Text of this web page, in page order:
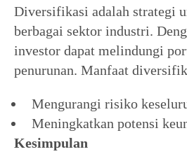
Diversifikasi adalah strategi
berbagai sektor industri.
investor dapat melindungi
penurunan. Manfaat
Mengurangi risiko
Meningkatkan potensi
Kesimpulan